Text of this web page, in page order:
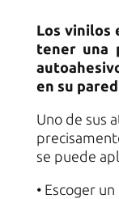
Los vinilos
tener una
en su
Uno de sus
se puede
• Escoger